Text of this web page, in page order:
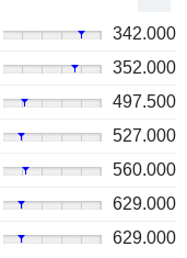
342.000
352.000
497.500
527.000
560.000
629.000
629.000